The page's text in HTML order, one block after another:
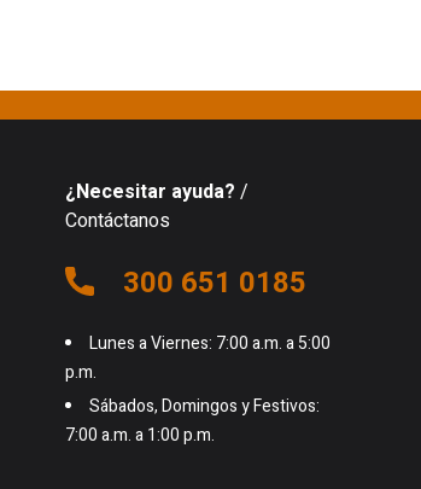
¿Necesitar ayuda? /
Contáctanos
300 651 0185
Lunes a Viernes: 7:00 a.m. a 5:00
p.m.
Sábados, Domingos y Festivos:
7:00 a.m. a 1:00 p.m.